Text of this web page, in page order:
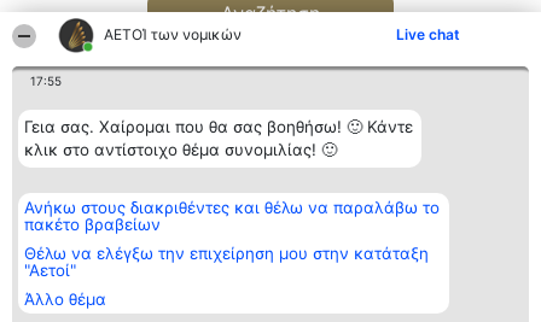
ΑΕΤΟΊ των νομικών Live chat
17:55
Γεια σας. Χαίρομαι που θα σας βοηθήσω! 🙂 Κάντε
κλικ στο αντίστοιχο θέμα συνομιλίας! 🙂
Ανήκω στους διακριθέντες και θέλω να παραλάβω το
πακέτο βραβείων
Θέλω να ελέγξω την επιχείρηση μου στην κατάταξη
"Αετοί"
Άλλο θέμα
Αναζήτηση
Διοργανωτής της
κατάταξης
BEAUTIFUL COMPANY
ΤΗΛ. ΕΠΙΚΟΙΝΩΝΙΑΣ:
2104128019
email:
aetoi@beautifulcompany.co
Κατάταξη
Διακριθέντες
των
διακριθέντων
προϋποθέσεις
Επικοινωνία
Επικοινωνία